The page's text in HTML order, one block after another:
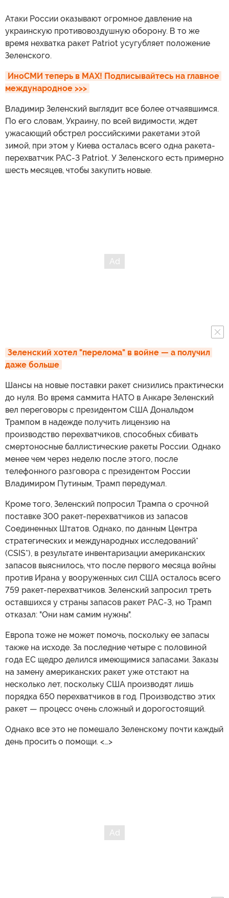
Атаки России оказывают огромное давление на
украинскую противовоздушную оборону. В то же
время нехватка ракет Patriot усугубляет положение
Зеленского.
ИноСМИ теперь в MAX! Подписывайтесь на главное
международное >>>
Владимир Зеленский выглядит все более отчаявшимся.
По его словам, Украину, по всей видимости, ждет
ужасающий обстрел российскими ракетами этой
зимой, при этом у Киева осталась всего одна ракета-
перехватчик PAC-3 Patriot. У Зеленского есть примерно
шесть месяцев, чтобы закупить новые.
Зеленский хотел "перелома" в войне — а получил
даже больше
Шансы на новые поставки ракет снизились практически
до нуля. Во время саммита НАТО в Анкаре Зеленский
вел переговоры с президентом США Дональдом
Трампом в надежде получить лицензию на
производство перехватчиков, способных сбивать
смертоносные баллистические ракеты России. Однако
менее чем через неделю после этого, после
телефонного разговора с президентом России
Владимиром Путиным, Трамп передумал.
Кроме того, Зеленский попросил Трампа о срочной
поставке 300 ракет-перехватчиков из запасов
Соединенных Штатов. Однако, по данным Центра
стратегических и международных исследований*
(CSIS*), в результате инвентаризации американских
запасов выяснилось, что после первого месяца войны
против Ирана у вооруженных сил США осталось всего
759 ракет-перехватчиков. Зеленский запросил треть
оставшихся у страны запасов ракет PAC-3, но Трамп
отказал: "Они нам самим нужны".
Европа тоже не может помочь, поскольку ее запасы
также на исходе. За последние четыре с половиной
года ЕС щедро делился имеющимися запасами. Заказы
на замену американских ракет уже отстают на
несколько лет, поскольку США производят лишь
порядка 650 перехватчиков в год. Производство этих
ракет — процесс очень сложный и дорогостоящий.
Однако все это не помешало Зеленскому почти каждый
день просить о помощи. <…>